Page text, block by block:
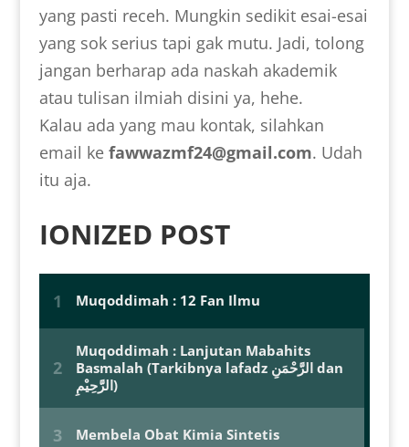
yang pasti receh. Mungkin sedikit esai-esai
yang sok serius tapi gak mutu. Jadi, tolong
jangan berharap ada naskah akademik
atau tulisan ilmiah disini ya, hehe.
Kalau ada yang mau kontak, silahkan
email ke fawwazmf24@gmail.com. Udah
itu aja.
IONIZED POST